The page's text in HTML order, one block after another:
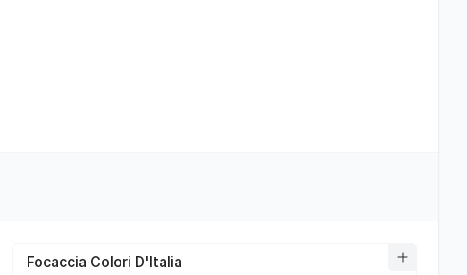
Focaccia Colori D'Italia